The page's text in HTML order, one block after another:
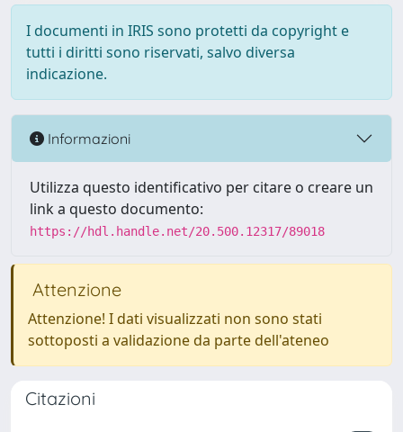
I documenti in IRIS sono protetti da copyright e
tutti i diritti sono riservati, salvo diversa
indicazione.
Informazioni
Utilizza questo identificativo per citare o creare un
link a questo documento:
https://hdl.handle.net/20.500.12317/89018
Attenzione
Attenzione! I dati visualizzati non sono stati
sottoposti a validazione da parte dell'ateneo
Citazioni